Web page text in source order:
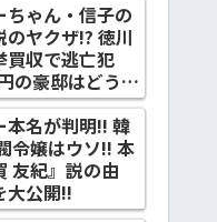
ちゃん・信子の
のヤクザ!? 徳川
買収で逃亡犯
の豪邸はどうな
本名が判明!! 韓
令嬢はウソ!! 本
友紀』説の由
大公開!!